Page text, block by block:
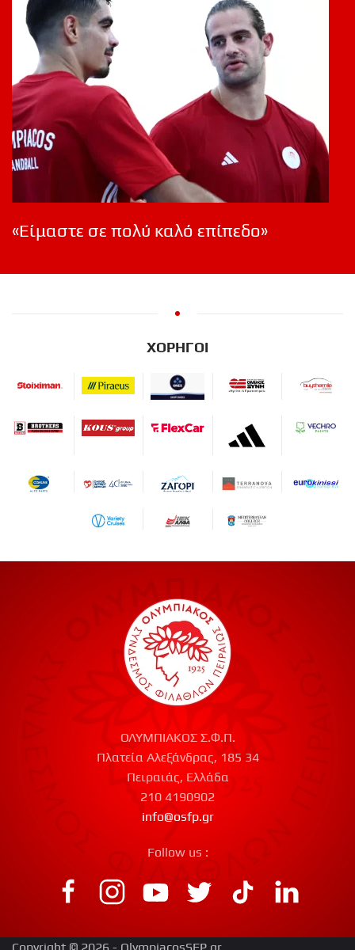
«Είμαστε σε πολύ καλό επίπεδο»
ΧΟΡΗΓΟΙ
ΟΛΥΜΠΙΑΚΟΣ Σ.Φ.Π.
Πλατεία Αλεξάνδρας, 185 34
Πειραιάς, Ελλάδα
210 4190902
info@osfp.gr
Follow us :
Copyright © 2026 - OlympiacosSFP.gr